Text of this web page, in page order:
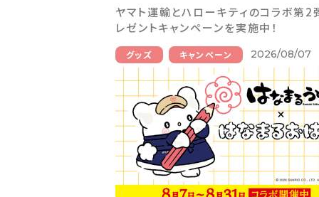
ヤマト運輸とハローキティのコラボ第
レゼントキャンペーンを実施中！
グッズ キャンペーン 2026/08/07